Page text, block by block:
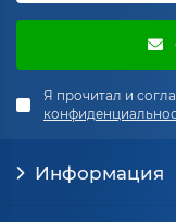
Я прочитал и
Информация